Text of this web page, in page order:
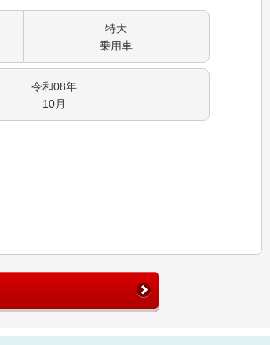
特大
乗用車
令和08年
10月